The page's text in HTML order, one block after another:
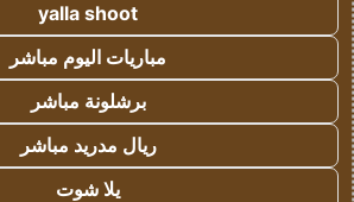
yalla shoot
مباريات اليوم مباشر
برشلونة مباشر
ريال مدريد مباشر
يلا شوت